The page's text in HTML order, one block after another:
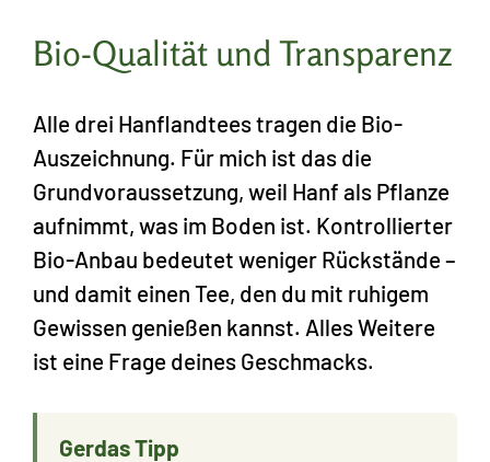
Bio-Qualität und Transparenz
Alle drei Hanflandtees tragen die Bio-
Auszeichnung. Für mich ist das die
Grundvoraussetzung, weil Hanf als Pflanze
aufnimmt, was im Boden ist. Kontrollierter
Bio-Anbau bedeutet weniger Rückstände –
und damit einen Tee, den du mit ruhigem
Gewissen genießen kannst. Alles Weitere
ist eine Frage deines Geschmacks.
Gerdas Tipp